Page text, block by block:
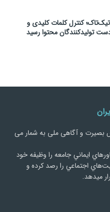
کنترل کلمات کلیدی و
تولیدکنندگان محتوا رسید
بصیرت و آگاهی ملی به شمار می
ايماني جامعه را وظيفه خود
اجتماعي را رصد کرده و
میدهد.